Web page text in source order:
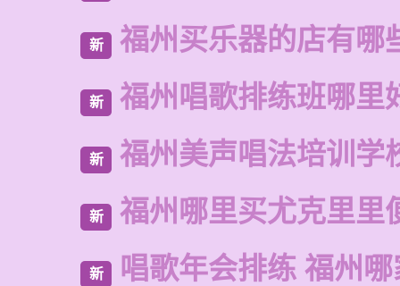
新 福州买乐器的店有哪
新 福州唱歌排练班哪里
新 福州美声唱法培训学
新 福州哪里买尤克里里
新 唱歌年会排练 福州